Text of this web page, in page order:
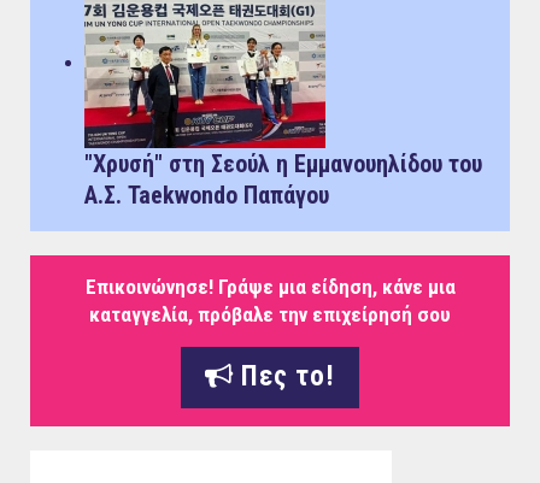
"Χρυσή" στη Σεούλ η Εμμανουηλίδου του
Α.Σ. Taekwondo Παπάγου
Επικοινώνησε! Γράψε μια είδηση, κάνε μια
καταγγελία, πρόβαλε την επιχείρησή σου
Πες το!